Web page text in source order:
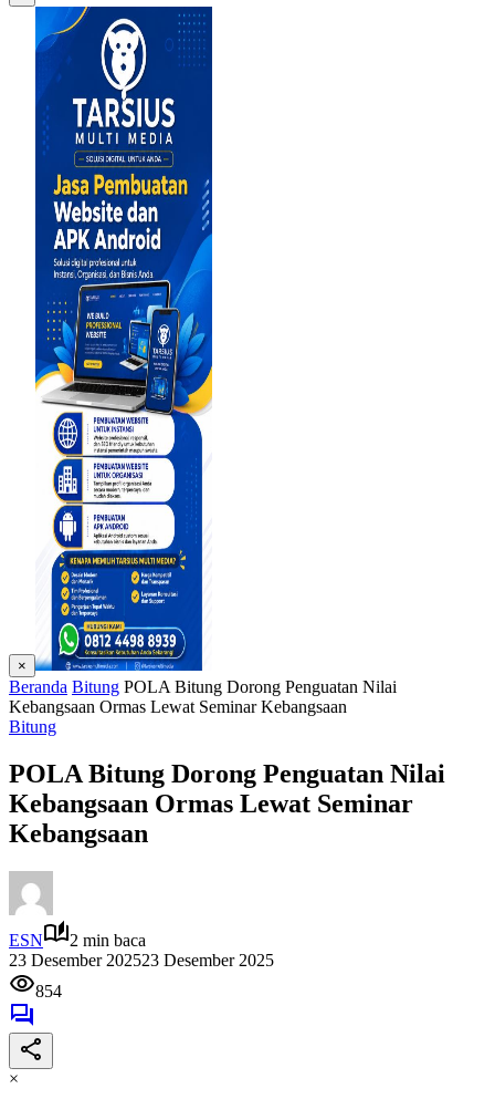
×
Beranda Bitung POLA Bitung Dorong Penguatan Nilai
Kebangsaan Ormas Lewat Seminar Kebangsaan
Bitung
POLA Bitung Dorong Penguatan Nilai
Kebangsaan Ormas Lewat Seminar
Kebangsaan
ESN
2 min baca
23 Desember 202523 Desember 2025
854
×